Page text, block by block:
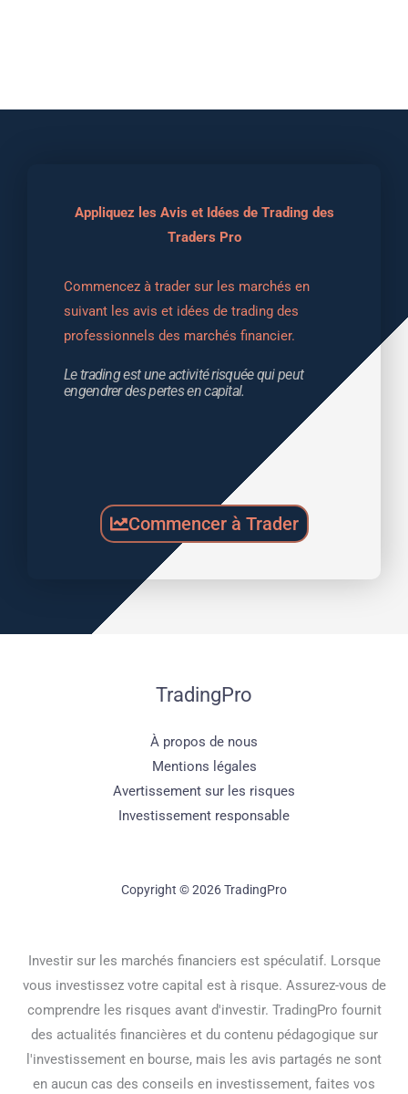
Appliquez les Avis et Idées de Trading des
Traders Pro
Commencez à trader sur les marchés en
suivant les avis et idées de trading des
professionnels des marchés financier.
Le trading est une activité risquée qui peut
engendrer des pertes en capital.
Commencer à Trader
TradingPro
À propos de nous
Mentions légales
Avertissement sur les risques
Investissement responsable
Copyright © 2026 TradingPro
Investir sur les marchés financiers est spéculatif. Lorsque
vous investissez votre capital est à risque. Assurez-vous de
comprendre les risques avant d'investir. TradingPro fournit
des actualités financières et du contenu pédagogique sur
l'investissement en bourse, mais les avis partagés ne sont
en aucun cas des conseils en investissement, faites vos